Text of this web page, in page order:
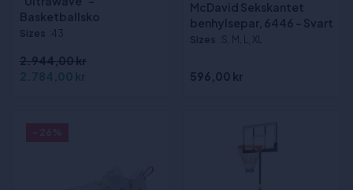
Basketballsko
Sizes :43
2.944,00 kr
2.784,00 kr
McDavid Sekskantet
benhylsepar, 6446 - Svart
Sizes :S, M, L, XL
596,00 kr